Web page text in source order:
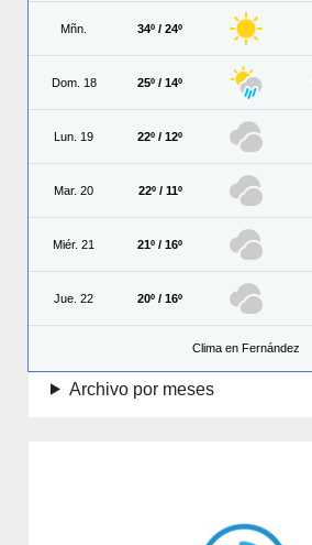
Mñn. 34º / 24º
Dom. 18 25º / 14º
Lun. 19 22º / 12º
Mar. 20 22º / 11º
Miér. 21 21º / 16º
Jue. 22 20º / 16º
Clima en Fernández
Archivo por meses